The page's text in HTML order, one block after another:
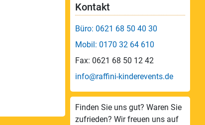
Kontakt
Büro: 0621 68 50 40 30
Mobil: 0170 32 64 610
Fax: 0621 68 50 12 42
info@raffini-kinderevents.de
Finden Sie uns gut? Waren Sie
zufrieden? Wir freuen uns auf